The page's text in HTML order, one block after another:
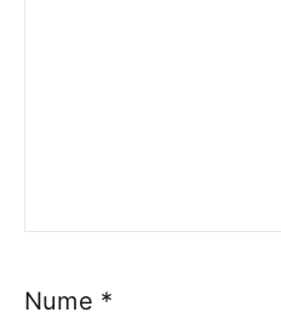
Nume *